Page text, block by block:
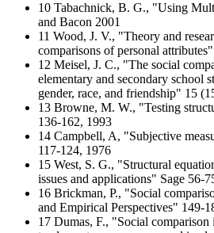
10 Tabachnick, B. G., "Using
and Bacon 2001
11 Wood, J. V., "Theory and
comparisons of personal
12 Meisel, J. C., "The social
elementary and secondary school
gender, race, and friendship" 15
13 Browne, M. W., "Testing
136-162, 1993
14 Campbell, A, "Subjective
117-124, 1976
15 West, S. G., "Structural
issues and applications" Sage 56-
16 Brickman, P., "Social
and Empirical Perspectives" 149-
17 Dumas, F., "Social comparison